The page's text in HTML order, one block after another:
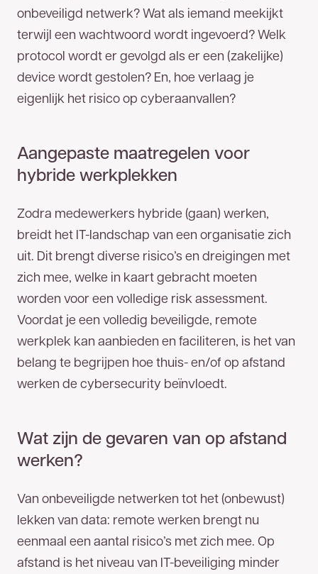
onbeveiligd netwerk? Wat als iemand meekijkt
terwijl een wachtwoord wordt ingevoerd? Welk
protocol wordt er gevolgd als er een (zakelijke)
device wordt gestolen? En, hoe verlaag je
eigenlijk het risico op cyberaanvallen?
Aangepaste maatregelen voor
hybride werkplekken
Zodra medewerkers hybride (gaan) werken,
breidt het IT-landschap van een organisatie zich
uit. Dit brengt diverse risico’s en dreigingen met
zich mee, welke in kaart gebracht moeten
worden voor een volledige risk assessment.
Voordat je een volledig beveiligde, remote
werkplek kan aanbieden en faciliteren, is het van
belang te begrijpen hoe thuis- en/of op afstand
werken de cybersecurity beïnvloedt.
Wat zijn de gevaren van op afstand
werken?
Van onbeveiligde netwerken tot het (onbewust)
lekken van data: remote werken brengt nu
eenmaal een aantal risico’s met zich mee. Op
afstand is het niveau van IT-beveiliging minder